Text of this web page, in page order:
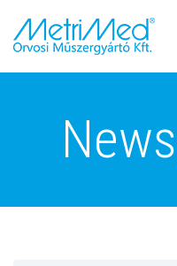
Magyar
România